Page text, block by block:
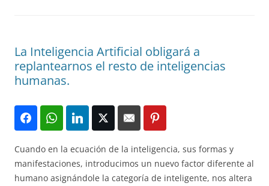
La Inteligencia Artificial obligará a
replantearnos el resto de inteligencias
humanas.
Cuando en la ecuación de la inteligencia, sus formas y
manifestaciones, introducimos un nuevo factor diferente al
humano asignándole la categoría de inteligente, nos altera